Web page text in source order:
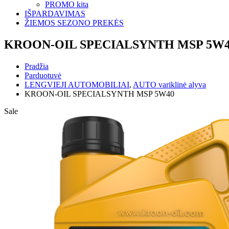
PROMO kita
IŠPARDAVIMAS
ŽIEMOS SEZONO PREKĖS
KROON-OIL SPECIALSYNTH MSP
Pradžia
Parduotuvė
LENGVIEJI AUTOMOBILIAI, AUTO variklinė alyva
KROON-OIL SPECIALSYNTH MSP 5W40
Sale